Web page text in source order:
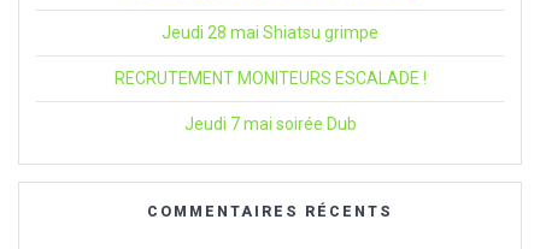
Jeudi 28 mai Shiatsu grimpe
RECRUTEMENT MONITEURS ESCALADE !
Jeudi 7 mai soirée Dub
COMMENTAIRES RÉCENTS